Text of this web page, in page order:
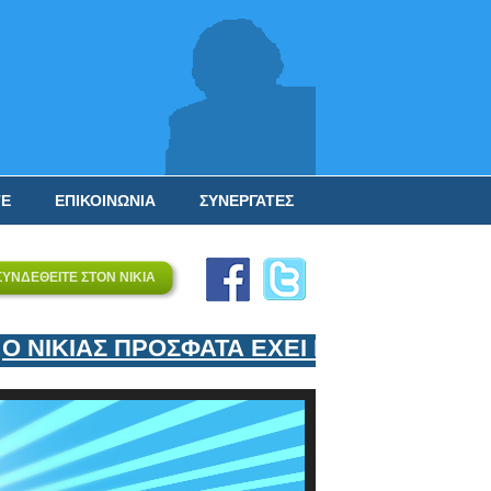
ΣΥΝΕΡΓΑΤΕΣ
ΕΠΙΚΟΙΝΩΝΙΑ
ΣΤΟΝ ΝΙΚΙΑ
ΠΡΟΣΦΑΤΑ ΕΧΕΙ ΕΝΤΑΞΕΙ ΣΤΟΝ